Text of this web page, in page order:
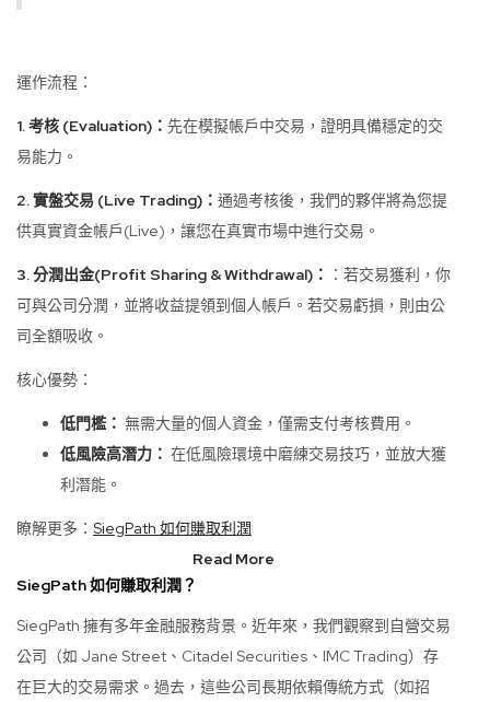
運作流程：
1. 考核 (Evaluation)： 先在模擬帳戶中交易，證明具備穩定的交
易能力。
2.實盤交易 (Live Trading)： 通過考核後，我們的夥伴將為您提
供真實資金帳戶(Live)，讓您在真實市場中進行交易。
3.分潤出金(Profit Sharing & Withdrawal)：
：若交易獲利，你
可與公司分潤，並將收益提領到個人帳戶。若交易虧損，則由公
司全額吸收。
核心優勢：
低門檻： 無需大量的個人資金，僅需支付考核費用。
低風險高潛力： 在低風險環境中磨練交易技巧，並放大獲
利潛能。
瞭解更多： SiegPath 如何賺取利潤
Read More
SiegPath 如何賺取利潤？
SiegPath 擁有多年金融服務背景。近年來，我們觀察到自營交易
公司（如 Jane Street、Citadel Securities、IMC Trading）存
在巨大的交易需求。過去，這些公司長期依賴傳統方式（如招